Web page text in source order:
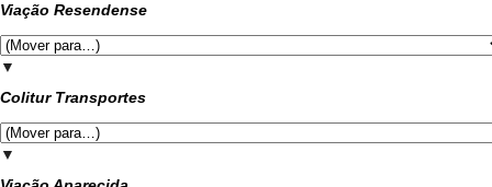
Viação Resendense
▼
Colitur Transportes
▼